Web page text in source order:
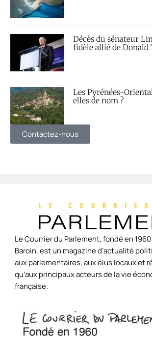
Décès du sénateur
fidèle allié de Donald
Les Pyrénées-
elles de nom ?
Contactez-nous
Le Courrier du Parlement, fondé en
Baroin, est un magazine d’actualité
aux parlementaires, aux élus locaux et
qu’aux principaux acteurs de la vie
française.